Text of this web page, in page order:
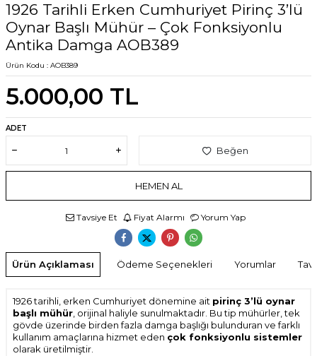
1926 Tarihli Erken Cumhuriyet Pirinç 3’lü
Oynar Başlı Mühür – Çok Fonksiyonlu
Antika Damga AOB389
Ürün Kodu : AOB389
5.000,00 TL
ADET
Beğen
HEMEN AL
Tavsiye Et Fiyat Alarmı Yorum Yap
Ürün Açıklaması Ödeme Seçenekleri Yorumlar
1926 tarihli, erken Cumhuriyet dönemine ait pirinç 3’lü oynar
başlı mühür, orijinal haliyle sunulmaktadır. Bu tip mühürler, tek
gövde üzerinde birden fazla damga başlığı bulunduran ve farklı
kullanım amaçlarına hizmet eden çok fonksiyonlu sistemler
olarak üretilmiştir.